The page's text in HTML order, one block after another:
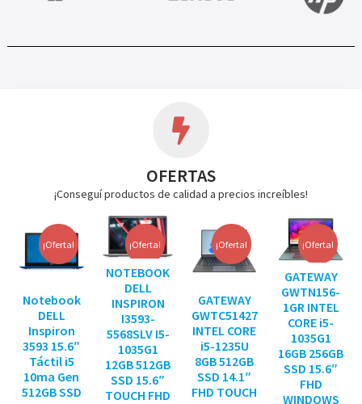
OFERTAS
¡Conseguí productos de calidad a precios increíbles!
¡Oferta!
Notebook
DELL
Inspiron
3593 15.6″
Táctil i5
10ma Gen
512GB SSD
¡Oferta!
NOTEBOOK
DELL
INSPIRON
I3593-
5568SLV I5-
1035G1
12GB 512GB
SSD 15.6″
TOUCH FHD
¡Oferta!
GATEWAY
GWTC51427
INTEL CORE
i5-1235U
8GB 512GB
SSD 14.1″
FHD TOUCH
¡Oferta!
GATEWAY
GWTN156-
1GR INTEL
CORE i5-
1035G1
16GB 256GB
SSD 15.6″
FHD
WINDOWS